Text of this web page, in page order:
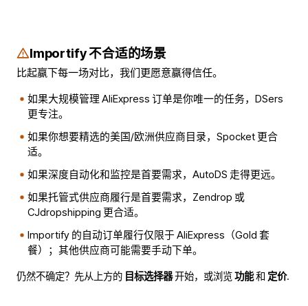
Importify 不合适的场景
比起赢下每一场对比，我们更愿意赢得信任。
如果大规模管理 AliExpress 订单是你唯一的任务，DSers
更专注。
如果你想要精选的美国/欧洲供应商目录，Spocket 更合
适。
如果深度自动化和监控是首要需求，AutoDS 走得更远。
如果托管式供应商履行是首要需求，Zendrop 或
CJdropshipping 更合适。
Importify 的自动订单履行仅限于 AliExpress（Gold 套
餐）；其他供应商可能需要手动下单。
仍然不确定？先从上方的 目标选择器开始，或浏览功能和 定价.